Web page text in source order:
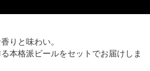
りと味わい。
本格派ビールをセットでお届けしま